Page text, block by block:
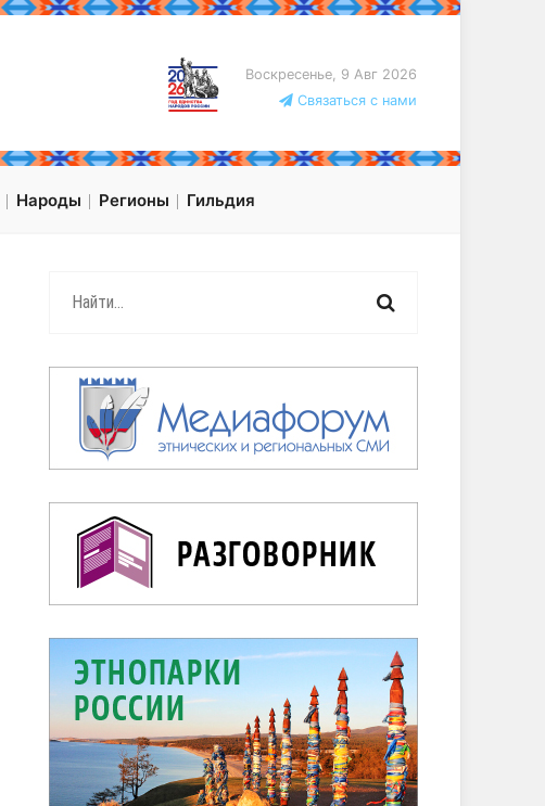
Воскресенье, 9 Авг 2026
Связаться с нами
Народы Регионы Гильдия